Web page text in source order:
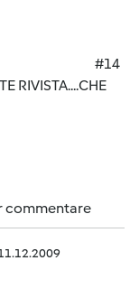
#14
RIVISTA....CHE
commentare